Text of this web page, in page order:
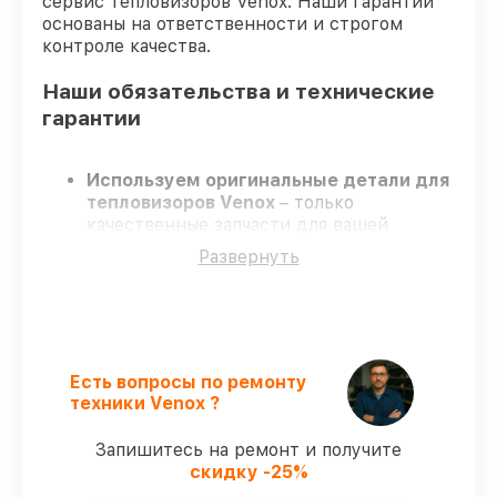
основаны на ответственности и строгом
контроле качества.
Наши обязательства и технические
гарантии
Используем оригинальные детали для
тепловизоров Venox – только
качественные запчасти для вашей
Сертифицированные мастера
Завершаем работы без задержек
ремонт тепловизоров Venox в
оговоренные сроки.
– на все
ремонт и запчасти для тепловизоров
Venox предоставляется длительная
Развернуть
Есть вопросы по ремонту
техники Venox ?
Запишитесь на ремонт и получите
скидку -25%